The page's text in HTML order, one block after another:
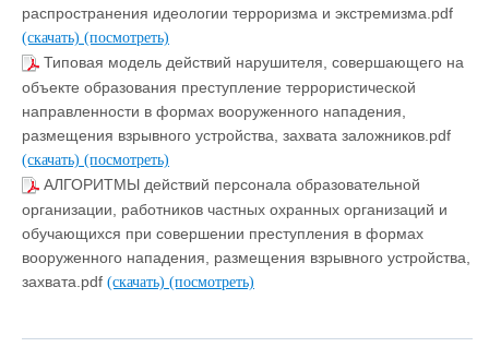
распространения идеологии терроризма и экстремизма.pdf
(скачать) (посмотреть)
Типовая модель действий нарушителя, совершающего на
объекте образования преступление террористической
направленности в формах вооруженного нападения,
размещения взрывного устройства, захвата заложников.pdf
(скачать) (посмотреть)
АЛГОРИТМЫ действий персонала образовательной
организации, работников частных охранных организаций и
обучающихся при совершении преступления в формах
вооруженного нападения, размещения взрывного устройства,
захвата.pdf (скачать) (посмотреть)